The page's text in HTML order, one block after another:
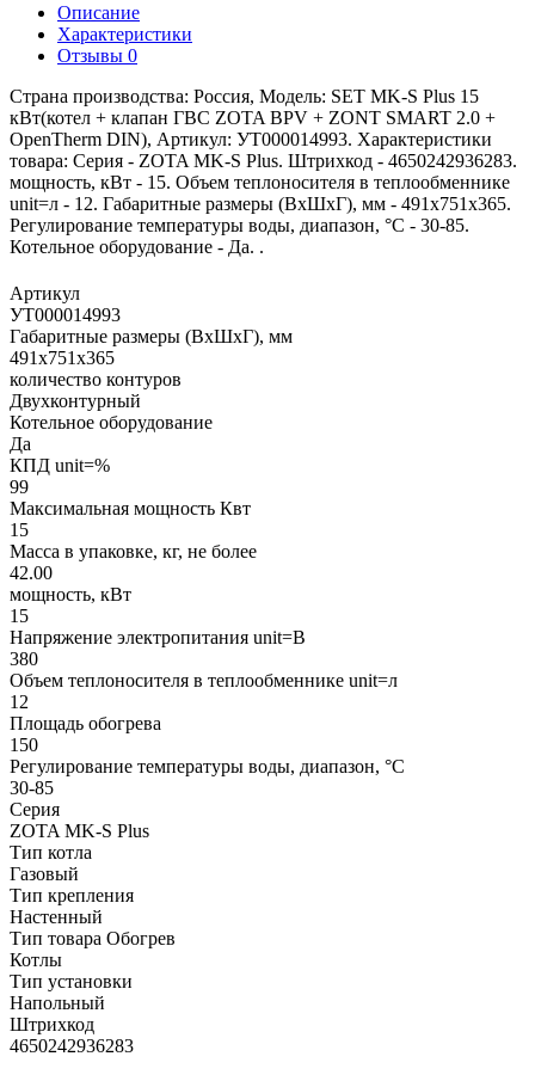
Описание
Характеристики
Отзывы 0
Страна производства: Россия, Модель: SET MK-S Plus 15
кВт(котел + клапан ГВС ZOTA BPV + ZONT SMART 2.0 +
OpenTherm DIN), Артикул: УТ000014993. Характеристики
товара: Серия - ZOTA MK-S Plus. Штрихкод - 4650242936283.
мощность, кВт - 15. Объем теплоносителя в теплообменнике
unit=л - 12. Габаритные размеры (ВхШхГ), мм - 491х751х365.
Регулирование температуры воды, диапазон, °С - 30-85.
Котельное оборудование - Да. .
Артикул
УТ000014993
Габаритные размеры (ВхШхГ), мм
491х751х365
количество контуров
Двухконтурный
Котельное оборудование
Да
КПД unit=%
99
Максимальная мощность Квт
15
Масса в упаковке, кг, не более
42.00
мощность, кВт
15
Напряжение электропитания unit=В
380
Объем теплоносителя в теплообменнике unit=л
12
Площадь обогрева
150
Регулирование температуры воды, диапазон, °С
30-85
Серия
ZOTA MK-S Plus
Тип котла
Газовый
Тип крепления
Настенный
Тип товара Обогрев
Котлы
Тип установки
Напольный
Штрихкод
4650242936283